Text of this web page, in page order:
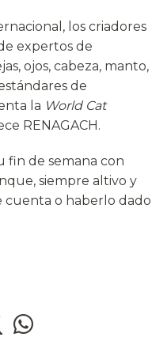
los criadores
expertos de
ojos, cabeza, manto,
de
la World Cat
RENAGACH.
fin de semana con
siempre altivo y
cuenta o haberlo dado